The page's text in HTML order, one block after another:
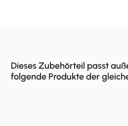
Dieses Zubehörteil passt
folgende Produkte der